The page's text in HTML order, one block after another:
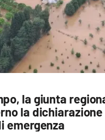
la giunta
la
emergenza